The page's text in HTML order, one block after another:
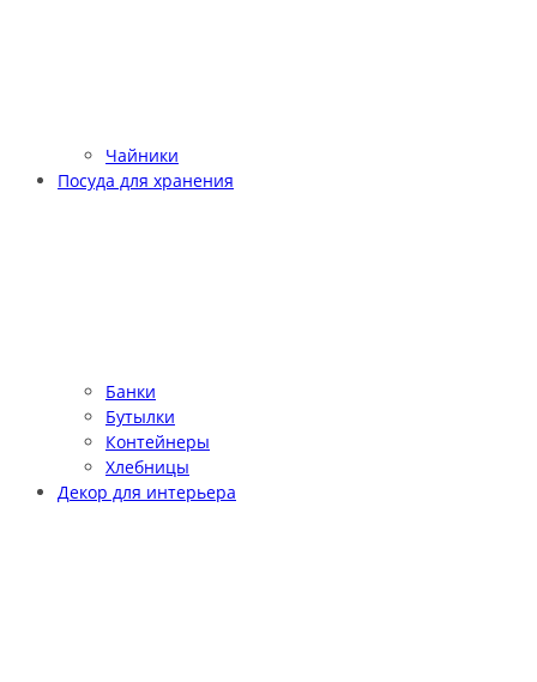
Чайники
Посуда для хранения
Банки
Бутылки
Контейнеры
Хлебницы
Декор для интерьера